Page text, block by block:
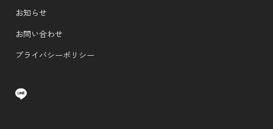
お知らせ
お問い合わせ
プライバシーポリシー